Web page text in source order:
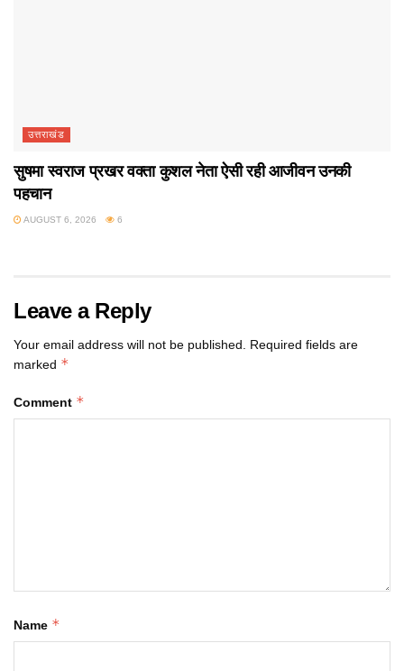
उत्तराखंड
सुषमा स्वराज प्रखर वक्ता कुशल नेता ऐसी रही आजीवन उनकी
पहचान
AUGUST 6, 2026 6
Leave a Reply
Your email address will not be published. Required fields are
marked *
Comment *
Name *